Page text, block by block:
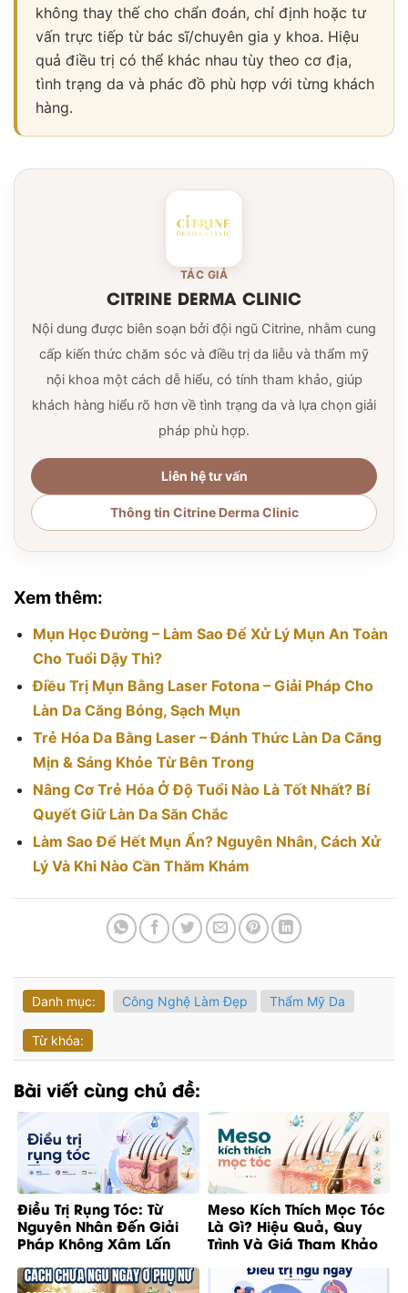
không thay thế cho chẩn đoán, chỉ định hoặc tư
vấn trực tiếp từ bác sĩ/chuyên gia y khoa. Hiệu
quả điều trị có thể khác nhau tùy theo cơ địa,
tình trạng da và phác đồ phù hợp với từng khách
hàng.
TÁC GIẢ
CITRINE DERMA CLINIC
Nội dung được biên soạn bởi đội ngũ Citrine, nhằm cung
cấp kiến thức chăm sóc và điều trị da liễu và thẩm mỹ
nội khoa một cách dễ hiểu, có tính tham khảo, giúp
khách hàng hiểu rõ hơn về tình trạng da và lựa chọn giải
pháp phù hợp.
Liên hệ tư vấn
Thông tin Citrine Derma Clinic
Xem thêm:
Mụn Học Đường – Làm Sao Để Xử Lý Mụn An Toàn
Cho Tuổi Dậy Thì?
Điều Trị Mụn Bằng Laser Fotona – Giải Pháp Cho
Làn Da Căng Bóng, Sạch Mụn
Trẻ Hóa Da Bằng Laser – Đánh Thức Làn Da Căng
Mịn & Sáng Khỏe Từ Bên Trong
Nâng Cơ Trẻ Hóa Ở Độ Tuổi Nào Là Tốt Nhất? Bí
Quyết Giữ Làn Da Săn Chắc
Làm Sao Để Hết Mụn Ẩn? Nguyên Nhân, Cách Xử
Lý Và Khi Nào Cần Thăm Khám
Danh mục: Công Nghệ Làm Đẹp Thẩm Mỹ Da
Từ khóa:
Bài viết cùng chủ đề:
Điều Trị Rụng Tóc: Từ
Nguyên Nhân Đến Giải
Pháp Không Xâm Lấn
Meso Kích Thích Mọc Tóc
Là Gì? Hiệu Quả, Quy
Trình Và Giá Tham Khảo